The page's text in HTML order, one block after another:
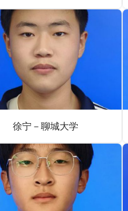
徐宁－聊城大学